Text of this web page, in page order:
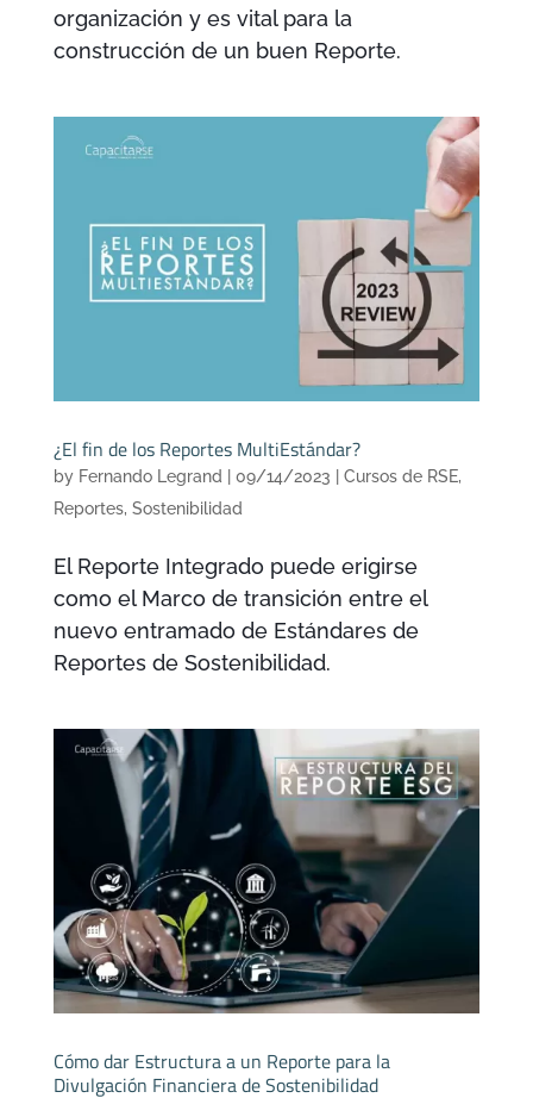
organización y es vital para la
construcción de un buen Reporte.
¿El fin de los Reportes MultiEstándar?
by Fernando Legrand 09/14/2023 Cursos de RSE,
Reportes, Sostenibilidad
El Reporte Integrado puede erigirse
como el Marco de transición entre el
nuevo entramado de Estándares de
Reportes de Sostenibilidad.
Cómo dar Estructura a un Reporte para la
Divulgación Financiera de Sostenibilidad